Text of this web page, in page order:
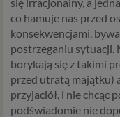
co hamuje nas przed
konsekwencjami,
postrzeganiu sytuacji.
borykają się z takimi
przed utratą majątku)
przyjaciół, i nie chcąc
podświadomie nie
osobowych, które
życia, w tym na
jak między innymi
informacji
zagadnień
osobowych, jakie
związku z